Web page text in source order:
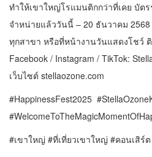
ทำให้เขาใหญ่โรแมนติกกว่าที่เคย บัตร
จำหน่ายแล้ววันนี้ – 20 ธันวาคม 2568
ทุกสาขา หรือที่หน้างานวันแสดงโชว์
Facebook / Instagram / TikTok:
เว็บไซต์ stellaozone.com
#HappinessFest2025
#เขาใหญ่ #ที่เที่ยวเขาใหญ่ #คอนเสิร์ต